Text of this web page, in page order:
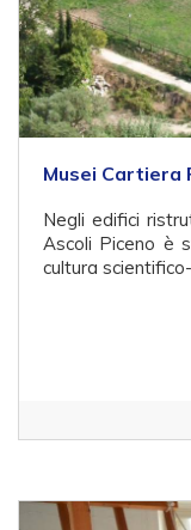
Musei Cartiera
Negli edifici
Ascoli Piceno è
cultura